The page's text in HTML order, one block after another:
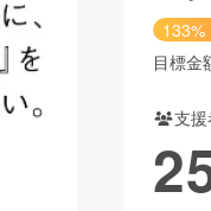
ビューティー・ヘル
133%
目標金
支